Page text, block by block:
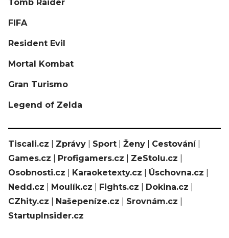
Tomb Raider
FIFA
Resident Evil
Mortal Kombat
Gran Turismo
Legend of Zelda
Tiscali.cz Zprávy Sport Ženy Cestování|
Games.cz
Profigamers.cz ZeStolu.cz
Osobnosti.cz
Karaoketexty.cz Úschovna.cz
Nedd.cz
Moulík.cz Fights.cz Dokina.cz
CZhity.cz
Našepeníze.cz Srovnám.cz
StartupInsider.cz